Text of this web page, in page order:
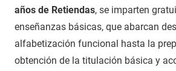
años de Retiendas, se imparten
enseñanzas básicas, que abarcan
alfabetización funcional hasta la
obtención de la titulación básica y